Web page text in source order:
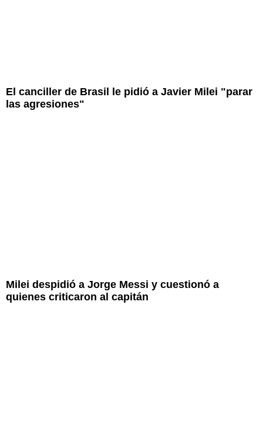
El canciller de Brasil le pidió a Javier Milei "parar
las agresiones"
Milei despidió a Jorge Messi y cuestionó a
quienes criticaron al capitán